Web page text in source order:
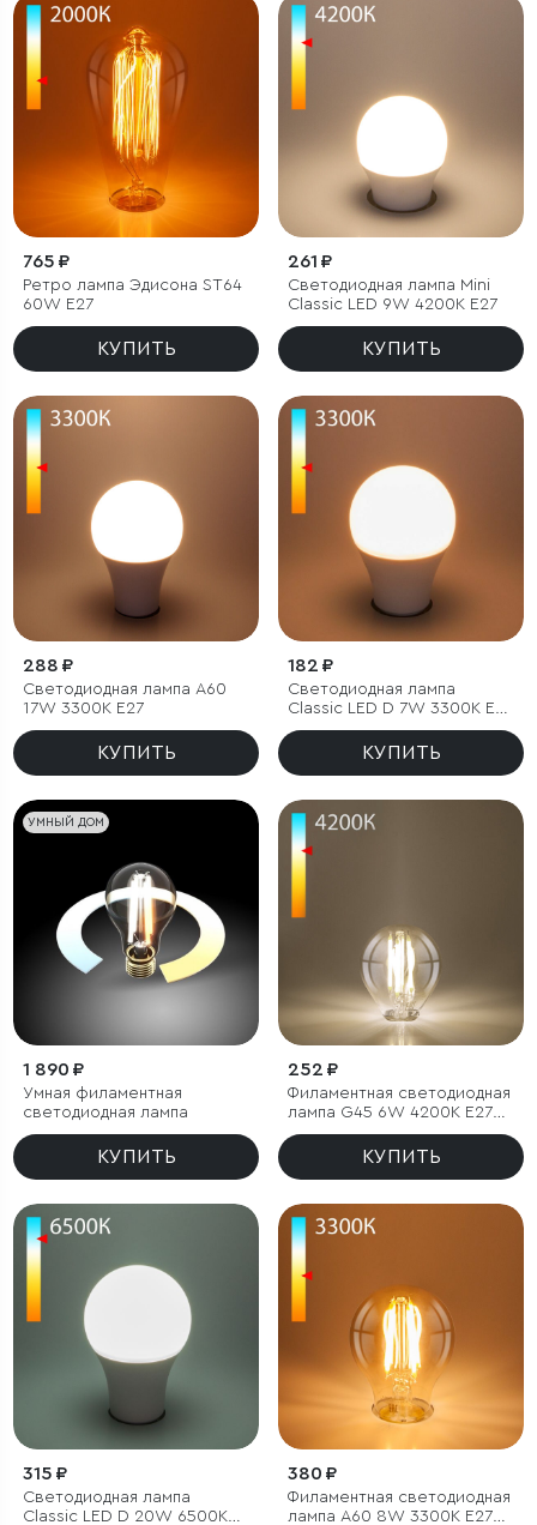
765 ₽
Ретро лампа Эдисона ST64
60W E27
КУПИТЬ
261 ₽
Светодиодная лампа Mini
Classic LED 9W 4200K E27
КУПИТЬ
288 ₽
Светодиодная лампа А60
17W 3300K E27
КУПИТЬ
182 ₽
Светодиодная лампа
Classic LED D 7W 3300K E27
А60
КУПИТЬ
УМНЫЙ ДОМ
1 890 ₽
Умная филаментная
светодиодная лампа
КУПИТЬ
252 ₽
Филаментная светодиодная
лампа G45 6W 4200K E27
тонированная
КУПИТЬ
315 ₽
Светодиодная лампа
Classic LED D 20W 6500K
380 ₽
Филаментная светодиодная
лампа А60 8W 3300K E27